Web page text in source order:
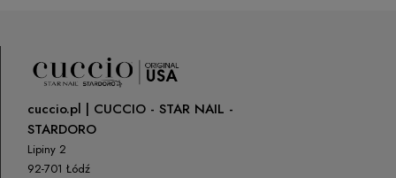
cuccio.pl | CUCCIO - STAR NAIL -
STARDORO
Lipiny 2
92-701 Łódź